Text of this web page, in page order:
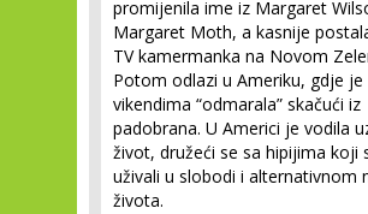
promijenila ime iz Margaret
Margaret Moth, a kasnije
TV kamermanka na Novom
Potom odlazi u Ameriku, gdje je
vikendima “odmarala” skačući iz
padobrana. U Americi je vodila
život, družeći se sa hipijima koji
uživali u slobodi i alternativnom
života.